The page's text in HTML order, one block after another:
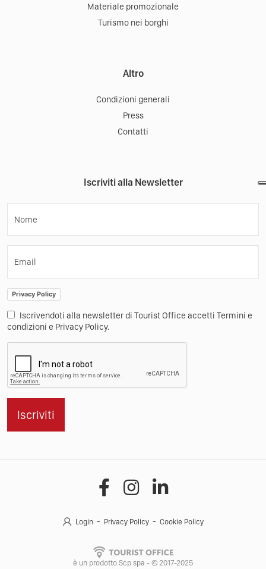
Materiale promozionale
Turismo nei borghi
Altro
Condizioni generali
Press
Contatti
Iscriviti alla Newsletter
Nome
Email
Privacy Policy
Iscrivendoti alla newsletter di Tourist Office accetti Termini e
condizioni e Privacy Policy.
Iscriviti
Login Privacy Policy Cookie Policy
è un prodotto Scp spa - © 2017-2025